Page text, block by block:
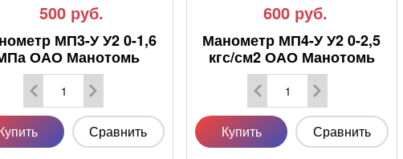
500 руб.
МП3-У У2 0-1,6
ОАО Манотомь
Сравнить
600 руб.
Манометр МП4-У У2 0-2,5
кгс/см2 ОАО Манотомь
Купить Сравнить